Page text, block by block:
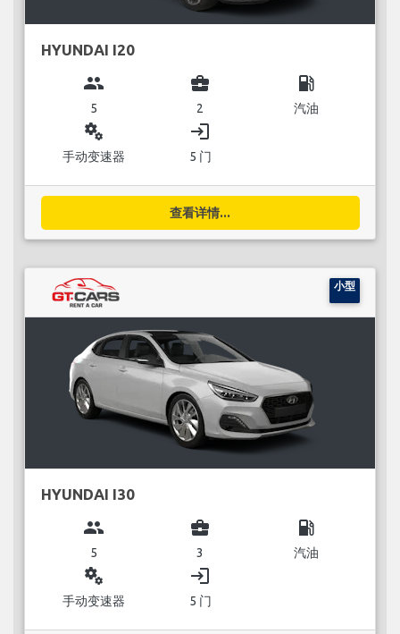
HYUNDAI I20
group
5
business_center
2
local_gas_station
汽油
miscellaneous_services
手动变速器
login
5 门
查看详情...
小型
HYUNDAI I30
group
5
business_center
3
local_gas_station
汽油
miscellaneous_services
手动变速器
login
5 门